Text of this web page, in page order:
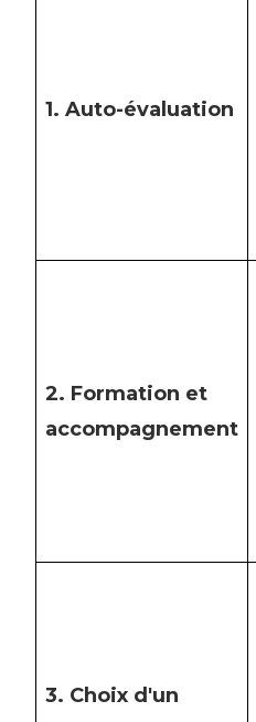
1. Auto-évaluation
2. Formation et
accompagnement
3. Choix d'un